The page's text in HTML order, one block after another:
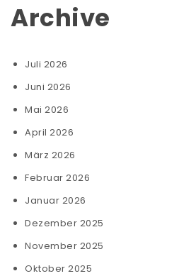
Archive
Juli 2026
Juni 2026
Mai 2026
April 2026
März 2026
Februar 2026
Januar 2026
Dezember 2025
November 2025
Oktober 2025